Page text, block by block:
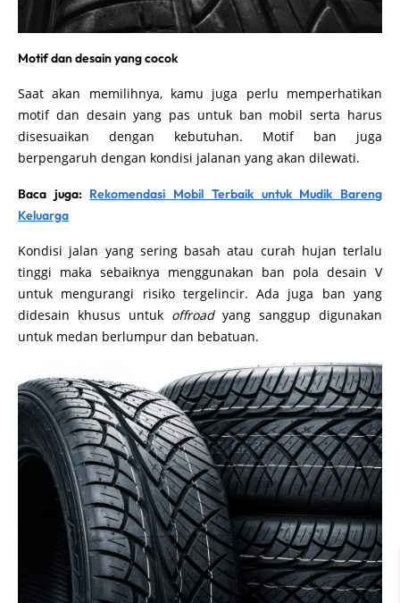
Motif dan desain yang cocok
Saat akan memilihnya, kamu juga perlu memperhatikan
motif dan desain yang pas untuk ban mobil serta harus
disesuaikan dengan kebutuhan. Motif ban juga
berpengaruh dengan kondisi jalanan yang akan dilewati.
Baca juga: Rekomendasi Mobil Terbaik untuk Mudik Bareng
Keluarga
Kondisi jalan yang sering basah atau curah hujan terlalu
tinggi maka sebaiknya menggunakan ban pola desain V
untuk mengurangi risiko tergelincir. Ada juga ban yang
didesain khusus untuk offroad yang sanggup digunakan
untuk medan berlumpur dan bebatuan.